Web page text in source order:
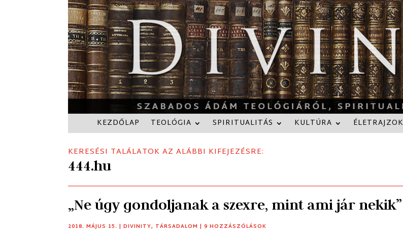
KEZDŐLAP TEOLÓGIA SPIRITUALITÁS KULTÚRA ÉLETRAJZOK
KERESÉSI TALÁLATOK AZ ALÁBBI KIFEJEZÉSRE:
444.hu
„Ne úgy gondoljanak a szexre, mint ami jár nekik”
2018. MÁJUS 15. |DIVINITY, TÁRSADALOM | 9 HOZZÁSZÓLÁSOK